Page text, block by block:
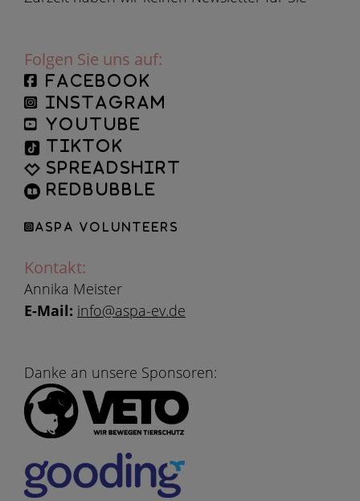
Folgen Sie uns auf:
facebook
instagram
YouTube
TikTok
Spreadshirt
Redbubble
ASPA Volunteers
Kontakt:
Annika Meister
E-Mail: info@aspa-ev.de
Danke an unsere Sponsoren: